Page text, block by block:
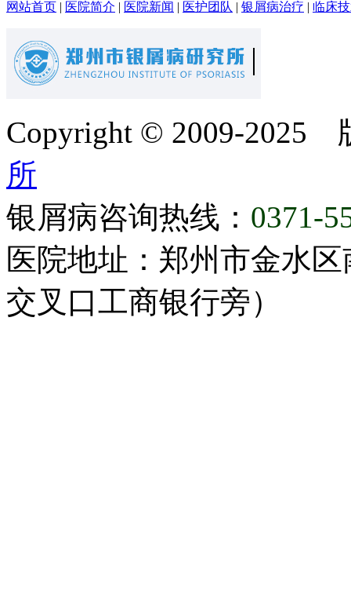
网站首页 | 医院简介 | 医院新闻 | 医护团队 | 银屑病治疗 | 临床
Copyright © 2009-2025
所
银屑病咨询热线： 0371-
医院地址：郑州市金水
交叉口工商银行旁）